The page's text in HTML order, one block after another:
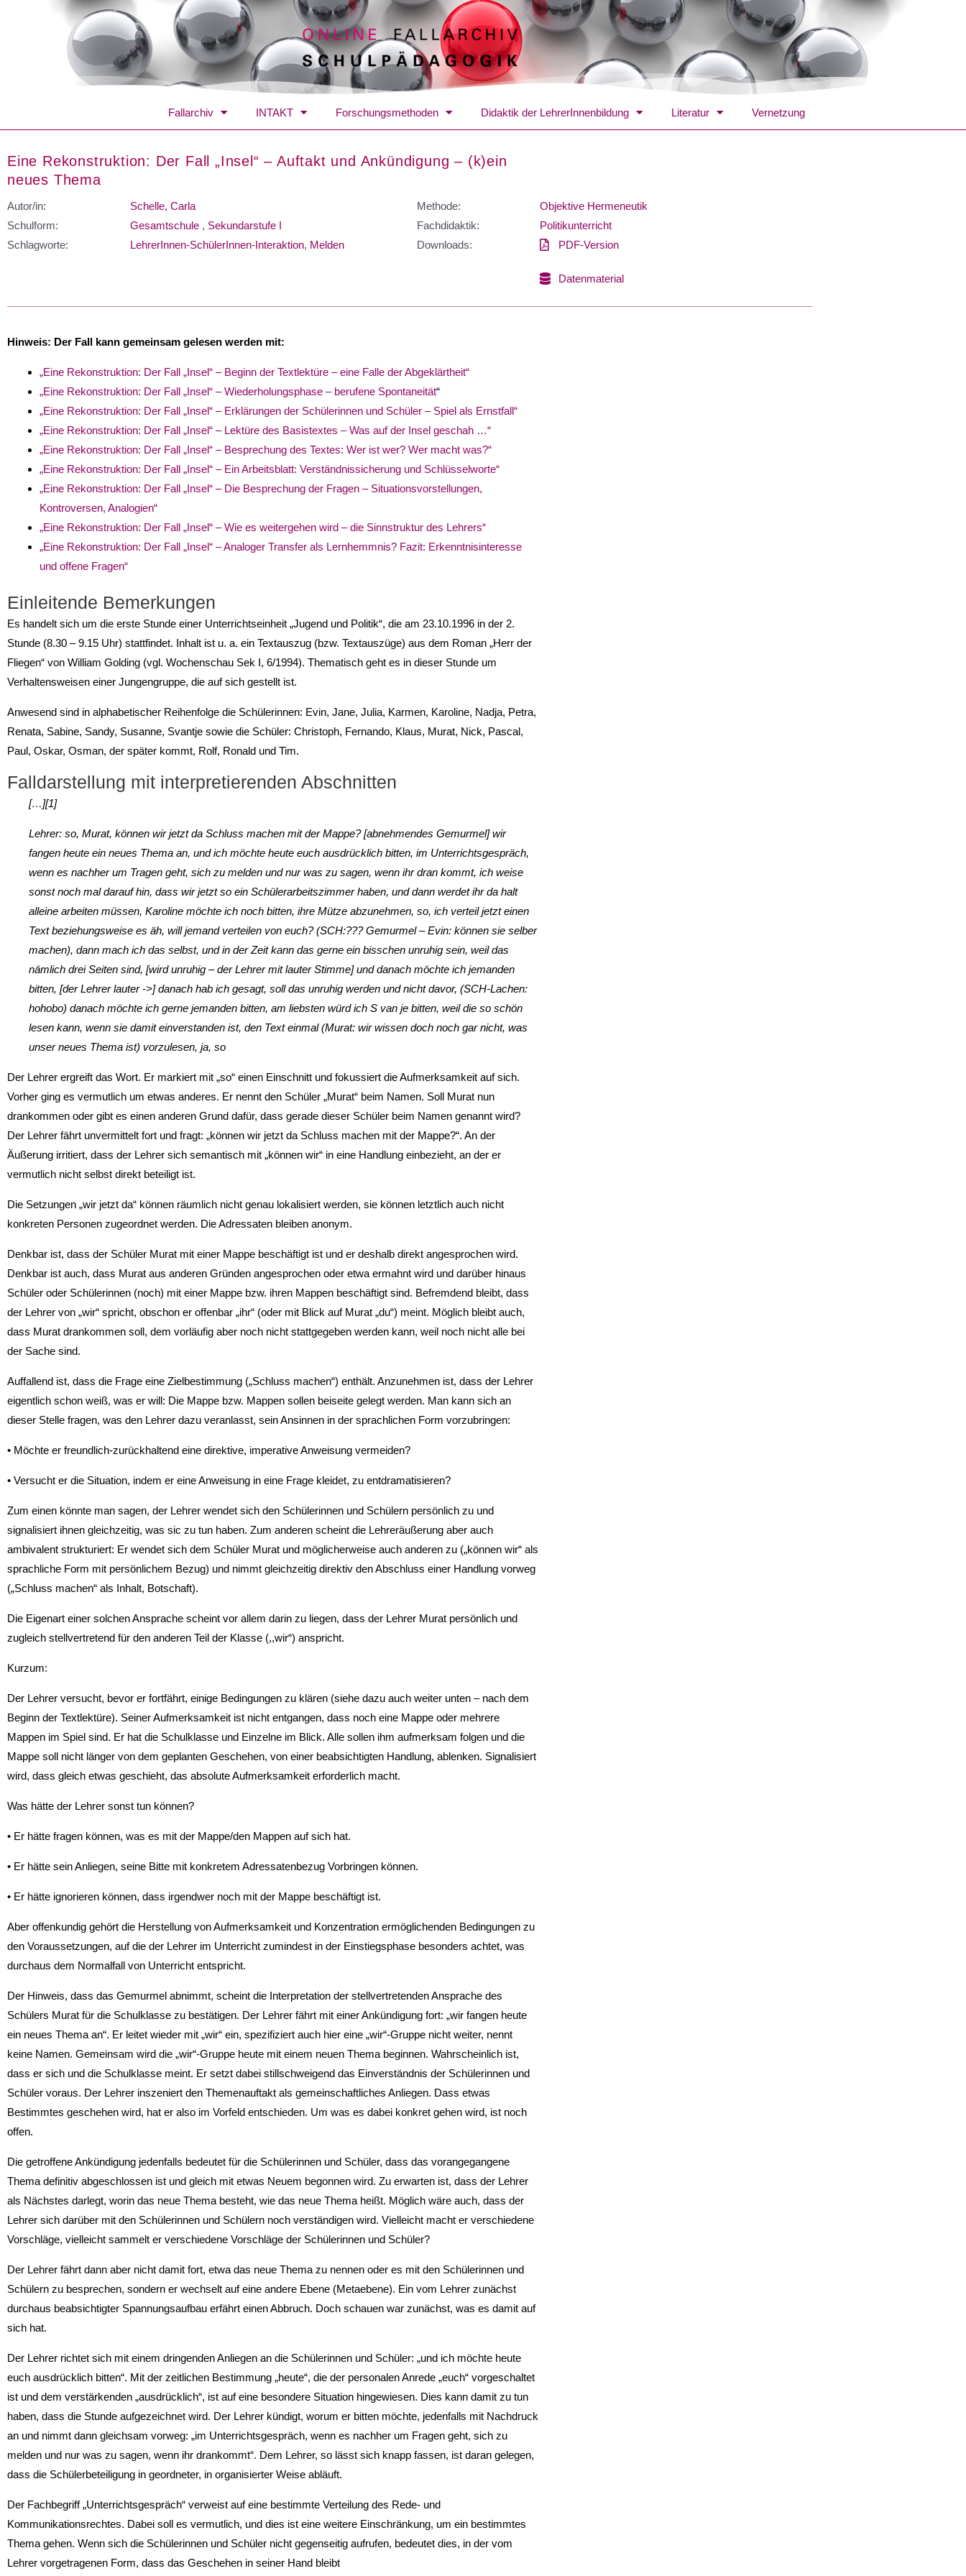
Fallarchiv INTAKT Forschungsmethoden Didaktik der LehrerInnenbildung Literatur Vernetzung
Eine Rekonstruktion: Der Fall „Insel“ – Auftakt und Ankündigung – (k)ein
neues Thema
Autor/in:
Schelle, Carla
Schulform:
Gesamtschule , Sekundarstufe I
Schlagworte:
LehrerInnen-SchülerInnen-Interaktion, Melden
Methode:
Objektive Hermeneutik
Fachdidaktik:
Politikunterricht
Downloads:
PDF-Version
Datenmaterial
Hinweis: Der Fall kann gemeinsam gelesen werden mit:
„Eine Rekonstruktion: Der Fall „Insel“ – Beginn der Textlektüre – eine Falle der Abgeklärtheit“
„Eine Rekonstruktion: Der Fall „Insel“ – Wiederholungsphase – berufene Spontaneität“
„Eine Rekonstruktion: Der Fall „Insel“ – Erklärungen der Schülerinnen und Schüler – Spiel als Ernstfall“
„Eine Rekonstruktion: Der Fall „Insel“ – Lektüre des Basistextes – Was auf der Insel geschah …“
„Eine Rekonstruktion: Der Fall „Insel“ – Besprechung des Textes: Wer ist wer? Wer macht was?“
„Eine Rekonstruktion: Der Fall „Insel“ – Ein Arbeitsblatt: Verständnissicherung und Schlüsselworte“
„Eine Rekonstruktion: Der Fall „Insel“ – Die Besprechung der Fragen –Situationsvorstellungen,
Kontroversen, Analogien“
„Eine Rekonstruktion: Der Fall „Insel“ – Wie es weitergehen wird – die Sinnstruktur des Lehrers“
„Eine Rekonstruktion: Der Fall „Insel“ – Analoger Transfer als Lernhemmnis? Fazit: Erkenntnisinteresse
und offene Fragen“
Einleitende Bemerkungen
Es handelt sich um die erste Stunde einer Unterrichtseinheit „Jugend und Politik“, die am 23.10.1996 in der 2.
Stunde (8.30 – 9.15 Uhr) stattfindet. Inhalt ist u. a. ein Textauszug (bzw. Textauszüge) aus dem Roman „Herr der
Fliegen“ von William Golding (vgl. Wochenschau Sek I, 6/1994). Thematisch geht es in dieser Stunde um
Verhaltensweisen einer Jungengruppe, die auf sich gestellt ist.
Anwesend sind in alphabetischer Reihenfolge die Schülerinnen: Evin, Jane, Julia, Karmen, Karoline, Nadja, Petra,
Renata, Sabine, Sandy, Susanne, Svantje sowie die Schüler: Christoph, Fernando, Klaus, Murat, Nick, Pascal,
Paul, Oskar, Osman, der später kommt, Rolf, Ronald und Tim.
Falldarstellung mit interpretierenden Abschnitten
[…][1]
Lehrer: so, Murat, können wir jetzt da Schluss machen mit der Mappe? [abnehmendes Gemurmel] wir
fangen heute ein neues Thema an, und ich möchte heute euch ausdrücklich bitten, im Unterrichtsgespräch,
wenn es nachher um Tragen geht, sich zu melden und nur was zu sagen, wenn ihr dran kommt, ich weise
sonst noch mal darauf hin, dass wir jetzt so ein Schülerarbeitszimmer haben, und dann werdet ihr da halt
alleine arbeiten müssen, Karoline möchte ich noch bitten, ihre Mütze abzunehmen, so, ich verteil jetzt einen
Text beziehungsweise es äh, will jemand verteilen von euch? (SCH:??? Gemurmel – Evin: können sie selber
machen), dann mach ich das selbst, und in der Zeit kann das gerne ein bisschen unruhig sein, weil das
nämlich drei Seiten sind, [wird unruhig – der Lehrer mit lauter Stimme] und danach möchte ich jemanden
bitten, [der Lehrer lauter ->] danach hab ich gesagt, soll das unruhig werden und nicht davor, (SCH-Lachen:
hohobo) danach möchte ich gerne jemanden bitten, am liebsten würd ich S van je bitten, weil die so schön
lesen kann, wenn sie damit einverstanden ist, den Text einmal (Murat: wir wissen doch noch gar nicht, was
unser neues Thema ist) vorzulesen, ja, so
Der Lehrer ergreift das Wort. Er markiert mit „so“ einen Einschnitt und fokussiert die Aufmerksamkeit auf sich.
Vorher ging es vermutlich um etwas anderes. Er nennt den Schüler „Murat“ beim Namen. Soll Murat nun
drankommen oder gibt es einen anderen Grund dafür, dass gerade dieser Schüler beim Namen genannt wird?
Der Lehrer fährt unvermittelt fort und fragt: „können wir jetzt da Schluss machen mit der Mappe?“. An der
Äußerung irritiert, dass der Lehrer sich semantisch mit „können wir“ in eine Handlung einbezieht, an der er
vermutlich nicht selbst direkt beteiligt ist.
Die Setzungen „wir jetzt da“ können räumlich nicht genau lokalisiert werden, sie können letztlich auch nicht
konkreten Personen zugeordnet werden. Die Adressaten bleiben anonym.
Denkbar ist, dass der Schüler Murat mit einer Mappe beschäftigt ist und er deshalb direkt angesprochen wird.
Denkbar ist auch, dass Murat aus anderen Gründen angesprochen oder etwa ermahnt wird und darüber hinaus
Schüler oder Schülerinnen (noch) mit einer Mappe bzw. ihren Mappen beschäftigt sind. Befremdend bleibt, dass
der Lehrer von „wir“ spricht, obschon er offenbar „ihr“ (oder mit Blick auf Murat „du“) meint. Möglich bleibt auch,
dass Murat drankommen soll, dem vorläufig aber noch nicht stattgegeben werden kann, weil noch nicht alle bei
der Sache sind.
Auffallend ist, dass die Frage eine Zielbestimmung („Schluss machen“) enthält. Anzunehmen ist, dass der Lehrer
eigentlich schon weiß, was er will: Die Mappe bzw. Mappen sollen beiseite gelegt werden. Man kann sich an
dieser Stelle fragen, was den Lehrer dazu veranlasst, sein Ansinnen in der sprachlichen Form vorzubringen:
• Möchte er freundlich-zurückhaltend eine direktive, imperative Anweisung vermeiden?
• Versucht er die Situation, indem er eine Anweisung in eine Frage kleidet, zu entdramatisieren?
Zum einen könnte man sagen, der Lehrer wendet sich den Schülerinnen und Schülern persönlich zu und
signalisiert ihnen gleichzeitig, was sic zu tun haben. Zum anderen scheint die Lehreräußerung aber auch
ambivalent strukturiert: Er wendet sich dem Schüler Murat und möglicherweise auch anderen zu („können wir“ als
sprachliche Form mit persönlichem Bezug) und nimmt gleichzeitig direktiv den Abschluss einer Handlung vorweg
(„Schluss machen“ als Inhalt, Botschaft).
Die Eigenart einer solchen Ansprache scheint vor allem darin zu liegen, dass der Lehrer Murat persönlich und
zugleich stellvertretend für den anderen Teil der Klasse (,,wir“) anspricht.
Kurzum:
Der Lehrer versucht, bevor er fortfährt, einige Bedingungen zu klären (siehe dazu auch weiter unten – nach dem
Beginn der Textlektüre). Seiner Aufmerksamkeit ist nicht entgangen, dass noch eine Mappe oder mehrere
Mappen im Spiel sind. Er hat die Schulklasse und Einzelne im Blick. Alle sollen ihm aufmerksam folgen und die
Mappe soll nicht länger von dem geplanten Geschehen, von einer beabsichtigten Handlung, ablenken. Signalisiert
wird, dass gleich etwas geschieht, das absolute Aufmerksamkeit erforderlich macht.
Was hätte der Lehrer sonst tun können?
• Er hätte fragen können, was es mit der Mappe/den Mappen auf sich hat.
• Er hätte sein Anliegen, seine Bitte mit konkretem Adressatenbezug Vorbringen können.
• Er hätte ignorieren können, dass irgendwer noch mit der Mappe beschäftigt ist.
Aber offenkundig gehört die Herstellung von Aufmerksamkeit und Konzentration ermöglichenden Bedingungen zu
den Voraussetzungen, auf die der Lehrer im Unterricht zumindest in der Einstiegsphase besonders achtet, was
durchaus dem Normalfall von Unterricht entspricht.
Der Hinweis, dass das Gemurmel abnimmt, scheint die Interpretation der stellvertretenden Ansprache des
Schülers Murat für die Schulklasse zu bestätigen. Der Lehrer fährt mit einer Ankündigung fort: „wir fangen heute
ein neues Thema an“. Er leitet wieder mit „wir“ ein, spezifiziert auch hier eine „wir“-Gruppe nicht weiter, nennt
keine Namen. Gemeinsam wird die „wir“-Gruppe heute mit einem neuen Thema beginnen. Wahrscheinlich ist,
dass er sich und die Schulklasse meint. Er setzt dabei stillschweigend das Einverständnis der Schülerinnen und
Schüler voraus. Der Lehrer inszeniert den Themenauftakt als gemeinschaftliches Anliegen. Dass etwas
Bestimmtes geschehen wird, hat er also im Vorfeld entschieden. Um was es dabei konkret gehen wird, ist noch
offen.
Die getroffene Ankündigung jedenfalls bedeutet für die Schülerinnen und Schüler, dass das vorangegangene
Thema definitiv abgeschlossen ist und gleich mit etwas Neuem begonnen wird. Zu erwarten ist, dass der Lehrer
als Nächstes darlegt, worin das neue Thema besteht, wie das neue Thema heißt. Möglich wäre auch, dass der
Lehrer sich darüber mit den Schülerinnen und Schülern noch verständigen wird. Vielleicht macht er verschiedene
Vorschläge, vielleicht sammelt er verschiedene Vorschläge der Schülerinnen und Schüler?
Der Lehrer fährt dann aber nicht damit fort, etwa das neue Thema zu nennen oder es mit den Schülerinnen und
Schülern zu besprechen, sondern er wechselt auf eine andere Ebene (Metaebene). Ein vom Lehrer zunächst
durchaus beabsichtigter Spannungsaufbau erfährt einen Abbruch. Doch schauen war zunächst, was es damit auf
sich hat.
Der Lehrer richtet sich mit einem dringenden Anliegen an die Schülerinnen und Schüler: „und ich möchte heute
euch ausdrücklich bitten“. Mit der zeitlichen Bestimmung „heute“, die der personalen Anrede „euch“ vorgeschaltet
ist und dem verstärkenden „ausdrücklich“, ist auf eine besondere Situation hingewiesen. Dies kann damit zu tun
haben, dass die Stunde aufgezeichnet wird. Der Lehrer kündigt, worum er bitten möchte, jedenfalls mit Nachdruck
an und nimmt dann gleichsam vorweg: „im Unterrichtsgespräch, wenn es nachher um Fragen geht, sich zu
melden und nur was zu sagen, wenn ihr drankommt“. Dem Lehrer, so lässt sich knapp fassen, ist daran gelegen,
dass die Schülerbeteiligung in geordneter, in organisierter Weise abläuft.
Der Fachbegriff „Unterrichtsgespräch“ verweist auf eine bestimmte Verteilung des Rede- und
Kommunikationsrechtes. Dabei soll es vermutlich, und dies ist eine weitere Einschränkung, um ein bestimmtes
Thema gehen. Wenn sich die Schülerinnen und Schüler nicht gegenseitig aufrufen, bedeutet dies, in der vom
Lehrer vorgetragenen Form, dass das Geschehen in seiner Hand bleibt